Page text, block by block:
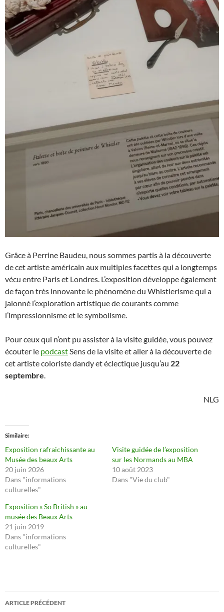
Grâce à Perrine Baudeu, nous sommes partis à la découverte
de cet artiste américain aux multiples facettes qui a longtemps
vécu entre Paris et Londres. L’exposition développe également
de façon très innovante le phénomène du Whistlerisme qui a
jalonné l’exploration artistique de courants comme
l’impressionnisme et le symbolisme.
Pour ceux qui n’ont pu assister à la visite guidée, vous pouvez
écouter le podcast Sens de la visite et aller à la découverte de
cet artiste coloriste dandy et éclectique jusqu’au 22
septembre
NLG
Similaire
Exposition rafraichissante au
Musée des beaux Arts
20 juin 2026
Dans "informations
culturelles"
Visite guidée de l’exposition
sur les Normands au MBA
10 août 2023
Dans "Vie du club"
Exposition « So British » au
musée des Beaux Arts
21 juin 2019
Dans "informations
culturelles"
Navigation
ARTICLE PRÉCÉDENT